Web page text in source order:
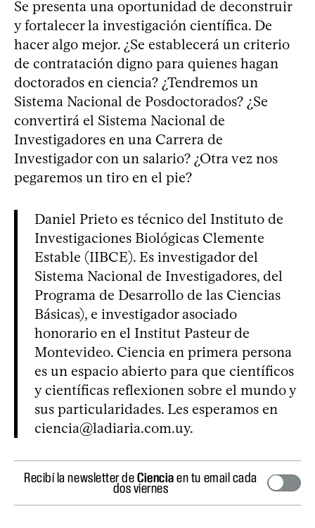
Se presenta una oportunidad de deconstruir
y fortalecer la investigación científica. De
hacer algo mejor. ¿Se establecerá un criterio
de contratación digno para quienes hagan
doctorados en ciencia? ¿Tendremos un
Sistema Nacional de Posdoctorados? ¿Se
convertirá el Sistema Nacional de
Investigadores en una Carrera de
Investigador con un salario? ¿Otra vez nos
pegaremos un tiro en el pie?
Daniel Prieto es técnico del Instituto de
Investigaciones Biológicas Clemente
Estable (IIBCE). Es investigador del
Sistema Nacional de Investigadores, del
Programa de Desarrollo de las Ciencias
Básicas), e investigador asociado
honorario en el Institut Pasteur de
Montevideo. Ciencia en primera persona
es un espacio abierto para que científicos
y científicas reflexionen sobre el mundo y
sus particularidades. Les esperamos en
ciencia@ladiaria.com.uy.
Recibí la newsletter deCienciaen tu email cada
dos viernes